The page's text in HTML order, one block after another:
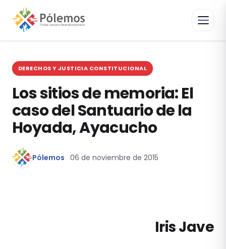
DERECHOS Y JUSTICIA CONSTITUCIONAL
Los sitios de memoria: El
caso del Santuario de la
Hoyada, Ayacucho
Pólemos 06 de noviembre de 2015
Iris Jave